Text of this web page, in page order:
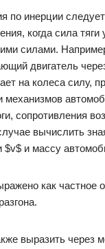
по инерции
когда сила
силами.
двигатель
на колеса силу,
механизмов
сопротивления
вычислить
$v$ и массу
как частное
выразить через